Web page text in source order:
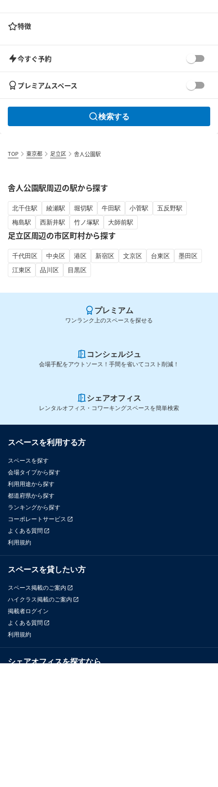
特徴
今すぐ予約
プレミアムスペース
検索する
TOP 東京都 足立区 舎人公園駅
舎人公園駅周辺の駅から探す
北千住駅 綾瀬駅 堀切駅 牛田駅 小菅駅
五反野駅
梅島駅
西新井駅 竹ノ塚駅 大師前駅
足立区周辺の市区町村から探す
千代田区 中央区 港区 新宿区 文京区 台東区
墨田区
江東区
品川区 目黒区
プレミアム
ワンランク上のスペースを探せる
コンシェルジュ
会場手配をアウトソース！手間を省いてコスト削減！
シェアオフィス
レンタルオフィス・コワーキングスペースを簡単検索
スペースを利用する方
スペースを探す
会場タイプから探す
利用用途から探す
都道府県から探す
ランキングから探す
コーポレートサービス
よくある質問
利用規約
スペースを貸したい方
スペース掲載のご案内
ハイクラス掲載のご案内
掲載者ログイン
よくある質問
利用規約
シェアオフィスを探すなら